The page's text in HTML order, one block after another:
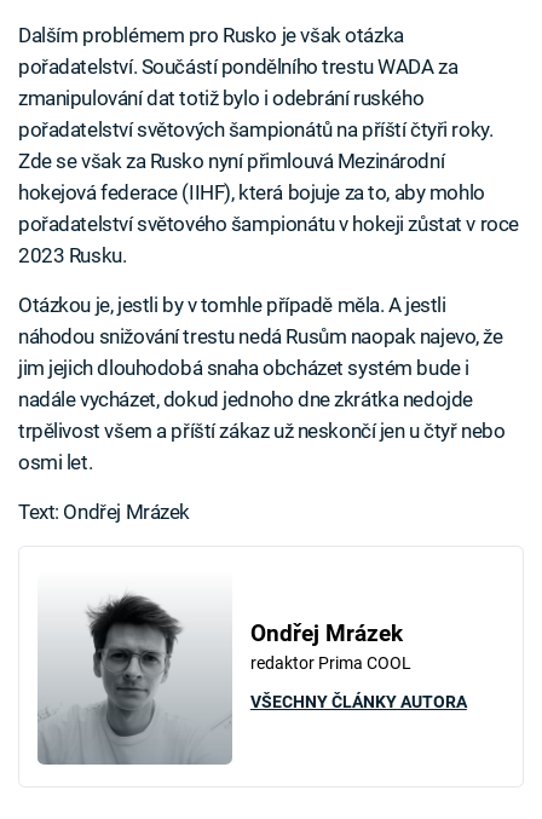
Dalším problémem pro Rusko je však otázka
pořadatelství. Součástí pondělního trestu WADA za
zmanipulování dat totiž bylo i odebrání ruského
pořadatelství světových šampionátů na příští čtyři roky.
Zde se však za Rusko nyní přimlouvá Mezinárodní
hokejová federace (IIHF), která bojuje za to, aby mohlo
pořadatelství světového šampionátu v hokeji zůstat v roce
2023 Rusku.
Otázkou je, jestli by v tomhle případě měla. A jestli
náhodou snižování trestu nedá Rusům naopak najevo, že
jim jejich dlouhodobá snaha obcházet systém bude i
nadále vycházet, dokud jednoho dne zkrátka nedojde
trpělivost všem a příští zákaz už neskončí jen u čtyř nebo
osmi let.
Text: Ondřej Mrázek
Ondřej Mrázek
redaktor Prima COOL
VŠECHNY ČLÁNKY AUTORA